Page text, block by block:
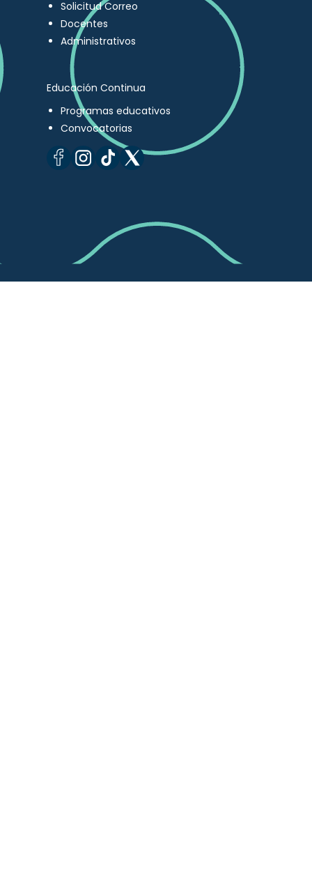
Solicitud Correo
Docentes
Administrativos
Educación Continua
Programas educativos
Convocatorias